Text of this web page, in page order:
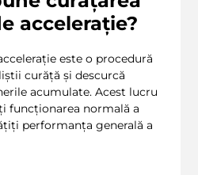
accelerație?
este o procedură
curăță și descurcă
acumulate. Acest lucru
funcționarea normală a
performanța generală a